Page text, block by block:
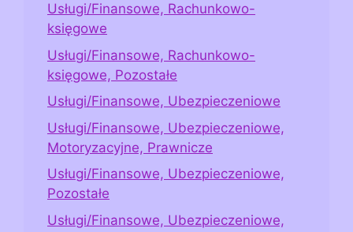
Usługi/Finansowe, Rachunkowo-
księgowe
Usługi/Finansowe, Rachunkowo-
księgowe, Pozostałe
Usługi/Finansowe, Ubezpieczeniowe
Usługi/Finansowe, Ubezpieczeniowe,
Motoryzacyjne, Prawnicze
Usługi/Finansowe, Ubezpieczeniowe,
Pozostałe
Usługi/Finansowe, Ubezpieczeniowe,